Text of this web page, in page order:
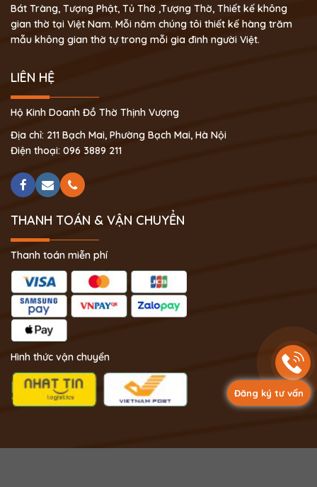
Đăng ký tư vấn
Bát Tràng, Tượng Phật, Tủ Thờ ,Tượng Thờ, Thiết kế không
gian thờ tại Việt Nam. Mỗi năm chúng tôi thiết kế hàng trăm
mẫu không gian thờ tự trong mỗi gia đình người Việt.
LIÊN HỆ
Hộ Kinh Doanh Đồ Thờ Thịnh Vượng
Địa chỉ: 211 Bạch Mai, Phường Bạch Mai, Hà Nội
Điện thoại: 096 3889 211
THANH TOÁN & VẬN CHUYỂN
Thanh toán miễn phí
Hình thức vận chuyển